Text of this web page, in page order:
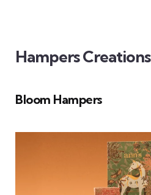
Hampers Creations
Bloom Hampers